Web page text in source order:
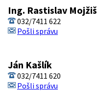
Ing. Rastislav Mojžiš
032/7411 622
Pošli správu
Ján Kašlík
032/7411 620
Pošli správu